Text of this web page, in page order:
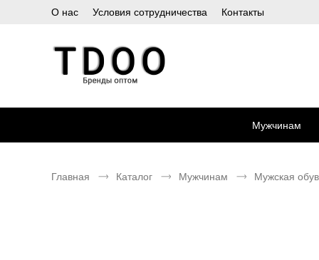
О нас Условия сотрудничества Контакты
Мужчинам
Главная Каталог Мужчинам Мужская